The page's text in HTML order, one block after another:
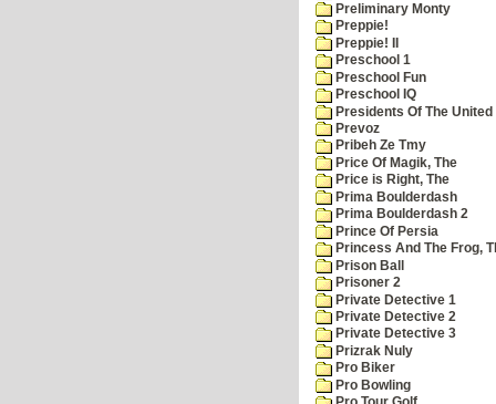
Preliminary Monty
Preppie!
Preppie! II
Preschool 1
Preschool Fun
Preschool IQ
Presidents Of The
Prevoz
Pribeh Ze Tmy
Price Of Magik, The
Price is Right, The
Prima Boulderdash
Prima Boulderdash 2
Prince Of Persia
Princess And The Frog,
Prison Ball
Prisoner 2
Private Detective 1
Private Detective 2
Private Detective 3
Prizrak Nuly
Pro Biker
Pro Bowling